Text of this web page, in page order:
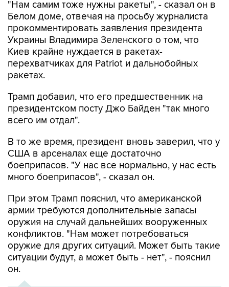
прокомментировать заявления президента
Украины Владимира Зеленского о том, что
Киев крайне нуждается в ракетах-
перехватчиках для Patriot и дальнобойных
ракетах.
Трамп добавил, что его предшественник на
всего им отдал".
В то же время, президент вновь заверил, что у
боеприпасов. "У нас все нормально, у нас есть
много боеприпасов", - сказал он.
При этом Трамп пояснил, что американской
оружия на случай дальнейших вооруженных
конфликтов. "Нам может потребоваться
оружие для других ситуаций. Может быть такие
ситуации будут, а может быть - нет", - пояснил
он.
ХРОНИКА